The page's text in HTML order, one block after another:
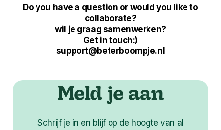
Do you have a question or would you like to
collaborate?
wil je graag samenwerken?
Get in touch:)
support@beterboompje.nl
Meld je aan
Schrijf je in en blijf op de hoogte van al